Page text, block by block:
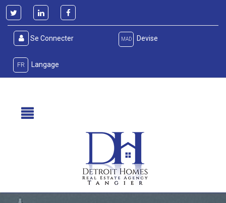
Se Connecter MAD Devise
FR Langage